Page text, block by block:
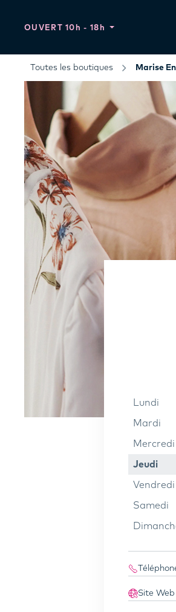
OUVERT10h - 18h
Toutes les boutiques Marise
lundi
mardi
mercredi
jeudi
vendredi
samedi
Site Web